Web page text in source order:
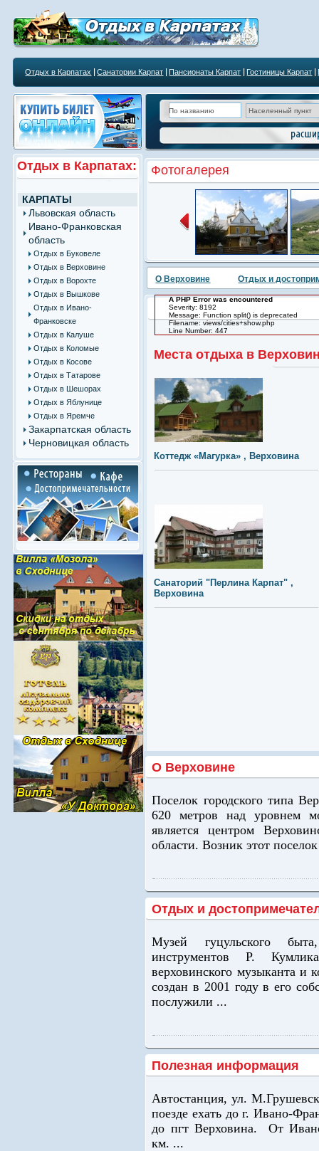
Отдых в Карпатах Санатории Карпат Пансионаты Карпат Гостиницы Карпат
Отдых в Карпатах:
КАРПАТЫ
Львовская область
Ивано-Франковская
область
Отдых в Буковеле
Отдых в Верховине
Отдых в Ворохте
Отдых в Вышкове
Отдых в Ивано-
Франковске
Отдых в Калуше
Отдых в Коломые
Отдых в Косове
Отдых в Татарове
Отдых в Шешорах
Отдых в Яблунице
Отдых в Яремче
Закарпатская область
Черновицкая область
Фотогалерея
О Верховине Отдых и
A PHP Error was encountered
Severity: 8192
Message: Function split() is deprecated
Filename: views/cities+show.php
Line Number: 447
Места отдыха в
Коттедж «Магурка» , Верховина
Санаторий "Перлина Карпат" ,
Верховина
О Верховине
Поселок городского типа
620 метров над уровнем
является центром
области. Возник этот
Отдых и
Музей гуцульского
инструментов Р.
верховинского музыканта и
создан в 2001 году в его
послужили ...
Полезная информация
Автостанция, ул.
поезде ехать до г. Ивано-
до пгт Верховина. От
км. ...